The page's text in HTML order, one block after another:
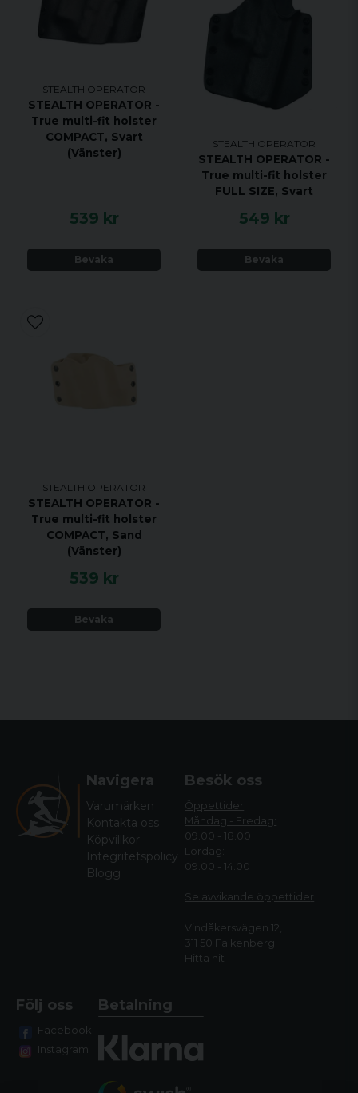
STEALTH OPERATOR
STEALTH OPERATOR -
True multi-fit holster
COMPACT, Svart
(Vänster)
539 kr
Bevaka
STEALTH OPERATOR
STEALTH OPERATOR -
True multi-fit holster
FULL SIZE, Svart
549 kr
Bevaka
STEALTH OPERATOR
STEALTH OPERATOR -
True multi-fit holster
COMPACT, Sand
(Vänster)
539 kr
Bevaka
Navigera
Varumärken
Kontakta oss
Köpvillkor
Integritetspolicy
Blogg
Besök oss
Öppettider
Måndag - Fredag:
09.00 - 18.00
Lördag:
09.00 - 14.00
Se avvikande öppettider
Vindåkersvägen 12,
311 50 Falkenberg
Hitta hit
Följ oss
Facebook
Instagram
Betalning